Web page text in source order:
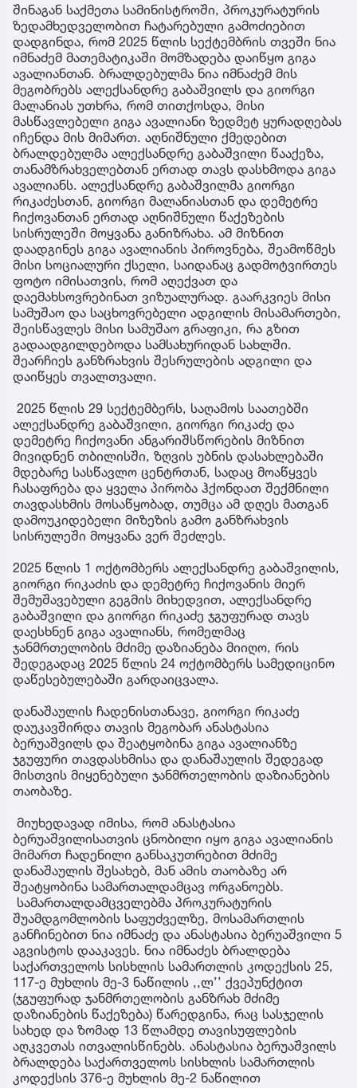
შინაგან საქმეთა სამინისტროში, პროკურატურის
ზედამხედველობით ჩატარებული გამოძიებით
დადგინდა, რომ 2025 წლის სექტემბრის თვეში ნია
იმნაძემ მათემატიკაში მომზადება დაიწყო გიგა
ავალიანთან. ბრალდებულმა ნია იმნაძემ მის
მეგობრებს ალექსანდრე გაბაშვილს და გიორგი
მალანიას უთხრა, რომ თითქოსდა, მისი
მასწავლებელი გიგა ავალიანი ზედმეტ ყურადღებას
იჩენდა მის მიმართ. აღნიშნული ქმედებით
ბრალდებულმა ალექსანდრე გაბაშვილი წააქეზა,
თანამზრახველებთან ერთად თავს დასხმოდა გიგა
ავალიანს. ალექსანდრე გაბაშვილმა გიორგი
რიკაძესთან, გიორგი მალანიასთან და დემეტრე
ჩიქოვანთან ერთად აღნიშნული წაქეზების
სისრულეში მოყვანა განიზრახა. ამ მიზნით
დაადგინეს გიგა ავალიანის პიროვნება, შეამოწმეს
მისი სოციალური ქსელი, საიდანაც გადმოტვირთეს
ფოტო იმისათვის, რომ აღექვათ და
დაემახსოვრებინათ ვიზუალურად. გაარკვიეს მისი
სამუშაო და საცხოვრებელი ადგილის მისამართები,
შეისწავლეს მისი სამუშაო გრაფიკი, რა გზით
გადაადგილდებოდა სამსახურიდან სახლში.
შეარჩიეს განზრახვის შესრულების ადგილი და
დაიწყეს თვალთვალი.
2025 წლის 29 სექტემბერს, საღამოს საათებში
ალექსანდრე გაბაშვილი, გიორგი რიკაძე და
დემეტრე ჩიქოვანი ანგარიშსწორების მიზნით
მივიდნენ თბილისში, ზღვის უბნის დასახლებაში
მდებარე სასწავლო ცენტრთან, სადაც მოაწყვეს
ჩასაფრება და ყველა პირობა ჰქონდათ შექმნილი
თავდასხმის მოსაწყობად, თუმცა ამ დღეს მათგან
დამოუკიდებელი მიზეზის გამო განზრახვის
სისრულეში მოყვანა ვერ შეძლეს.
2025 წლის 1 ოქტომბერს ალექსანდრე გაბაშვილის,
გიორგი რიკაძის და დემეტრე ჩიქოვანის მიერ
შემუშავებული გეგმის მიხედვით, ალექსანდრე
გაბაშვილი და გიორგი რიკაძე ჯგუფურად თავს
დაესხნენ გიგა ავალიანს, რომელმაც
ჯანმრთელობის მძიმე დაზიანება მიიღო, რის
შედეგადაც 2025 წლის 24 ოქტომბერს სამედიცინო
დაწესებულებაში გარდაიცვალა.
დანაშაულის ჩადენისთანავე, გიორგი რიკაძე
დაუკავშირდა თავის მეგობარ ანასტასია
ბერუაშვილს და შეატყობინა გიგა ავალიანზე
ჯგუფური თავდასხმისა და დანაშაულის შედეგად
მისთვის მიყენებული ჯანმრთელობის დაზიანების
თაობაზე.
მიუხედავად იმისა, რომ ანასტასია
ბერუაშვილისათვის ცნობილი იყო გიგა ავალიანის
მიმართ ჩადენილი განსაკუთრებით მძიმე
დანაშაულის შესახებ, მან ამის თაობაზე არ
შეატყობინა სამართალდამცავ ორგანოებს.
სამართალდამცველებმა პროკურატურის
შუამდგომლობის საფუძველზე, მოსამართლის
განჩინებით ნია იმნაძე და ანასტასია ბერუაშვილი 5
აგვისტოს დააკავეს. ნია იმნაძეს ბრალდება
საქართველოს სისხლის სამართლის კოდექსის 25,
117-ე მუხლის მე-3 ნაწილის ,,ლ’’ ქვეპუნქტით
(ჯგუფურად ჯანმრთელობის განზრახ მძიმე
დაზიანების წაქეზება) წარედგინა, რაც სასჯელის
სახედ და ზომად 13 წლამდე თავისუფლების
აღკვეთას ითვალისწინებს. ანასტასია ბერუაშვილს
ბრალდება საქართველოს სისხლის სამართლის
კოდექსის 376-ე მუხლის მე-2 ნაწილით